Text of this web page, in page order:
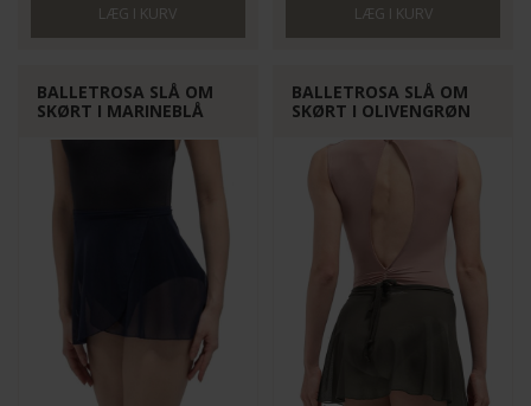
BALLETROSA SLÅ OM
SKØRT I MARINEBLÅ
BALLETROSA SLÅ OM
SKØRT I OLIVENGRØN